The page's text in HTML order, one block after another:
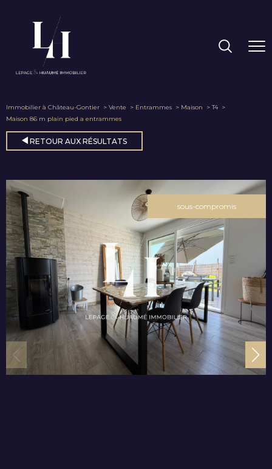
Immobilier à Château-Gontier Vente Entrammes Maison
T4
Maison 86 m plain pied a entrammes
RETOUR AUX RÉSULTATS
sous-compromis